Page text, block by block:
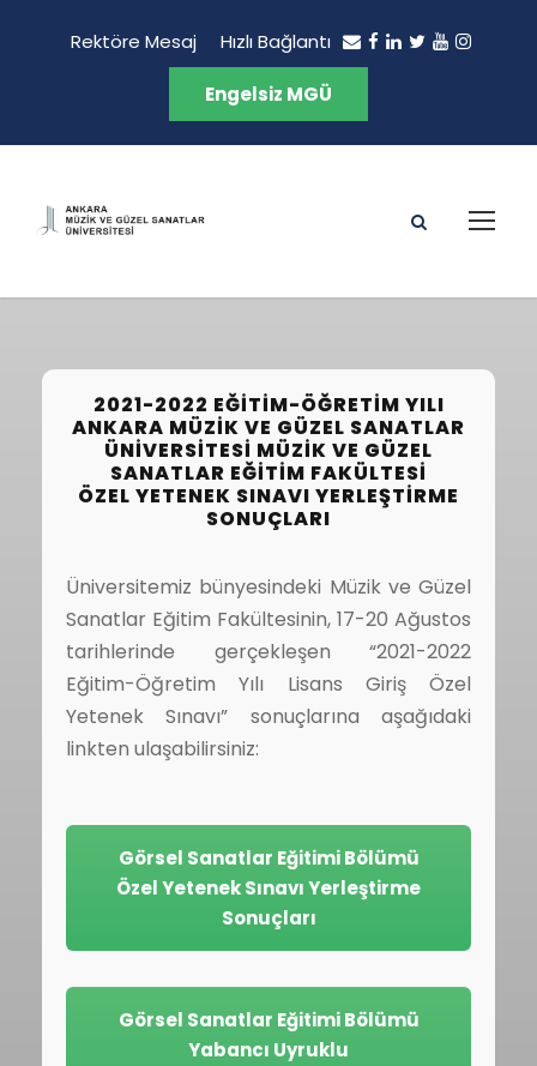
Rektöre Mesaj Hızlı Bağlantı
Engelsiz MGÜ
2021-2022 EĞITIM-ÖĞRETIM YILI
ANKARA MÜZIK VE GÜZEL SANATLAR
ÜNIVERSITESI MÜZIK VE GÜZEL
SANATLAR EĞITIM FAKÜLTESI
ÖZEL YETENEK SINAVI YERLEŞTIRME
SONUÇLARI
Üniversitemiz bünyesindeki Müzik ve Güzel
Sanatlar Eğitim Fakültesinin, 17-20 Ağustos
tarihlerinde gerçekleşen “2021-2022
Eğitim-Öğretim Yılı Lisans Giriş Özel
Yetenek Sınavı” sonuçlarına aşağıdaki
linkten ulaşabilirsiniz:
Görsel Sanatlar Eğitimi Bölümü
Özel Yetenek Sınavı Yerleştirme
Sonuçları
Görsel Sanatlar Eğitimi Bölümü
Yabancı Uyruklu